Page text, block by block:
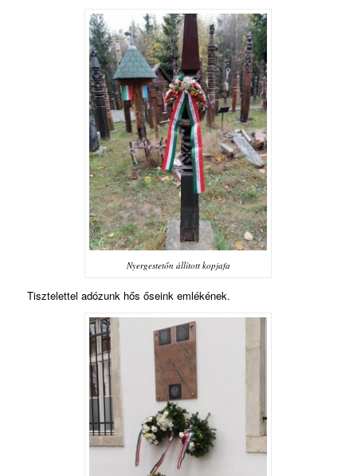
Nyergestetőn állított kopjafa
Tisztelettel adózunk hős őseink emlékének.